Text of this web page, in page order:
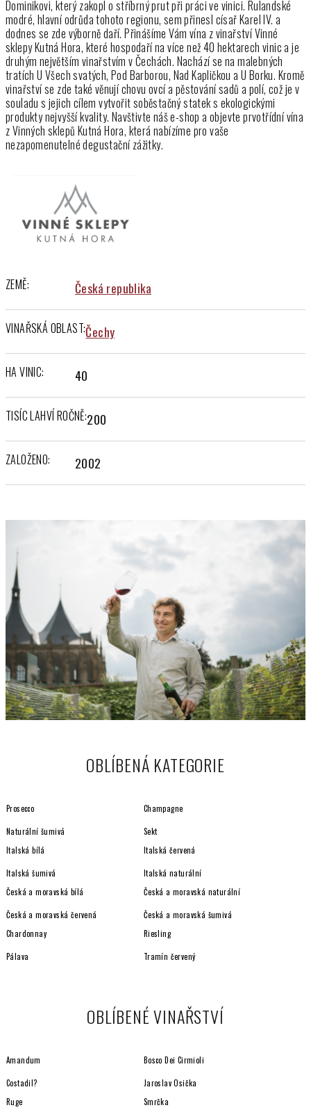
c
í
p
r
v
k
y
v
ý
Dominikovi, který zakopl o stříbrný prut při práci ve vinici. Rulandské
modré, hlavní odrůda tohoto regionu, sem přinesl císař Karel IV. a
dodnes se zde výborně daří. Přinášíme Vám vína z vinařství Vinné
sklepy Kutná Hora, které hospodaří na více než 40 hektarech vinic a je
druhým největším vinařstvím v Čechách. Nachází se na malebných
tratích U Všech svatých, Pod Barborou, Nad Kapličkou a U Borku. Kromě
vinařství se zde také věnují chovu ovcí a pěstování sadů a polí, což je v
souladu s jejich cílem vytvořit soběstačný statek s ekologickými
produkty nejvyšší kvality. Navštivte náš e-shop a objevte prvotřídní vína
z Vinných sklepů Kutná Hora, která nabízíme pro vaše
nezapomenutelné degustační zážitky.
ZEMĚ: Česká republika
VINAŘSKÁ OBLAST:Čechy
HA VINIC: 40
TISÍC LAHVÍ ROČNĚ:200
ZALOŽENO: 2002
OBLÍBENÁ KATEGORIE
Prosecco Champagne
Naturální šumivá
Sekt
Italská bílá
Italská červená
Italská šumivá
Italská naturální
Česká a moravská bílá
Česká a moravská naturální
Česká a moravská červená
Česká a moravská šumivá
Chardonnay
Riesling
Pálava Tramín červený
OBLÍBENÉ VINAŘSTVÍ
Amandum Bosco Dei Cirmioli
Costadil?
Jaroslav Osička
Ruge
Smrčka